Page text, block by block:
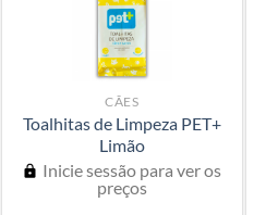
CÃES
Toalhitas de Limpeza PET+
Limão
Inicie sessão para ver os
preços